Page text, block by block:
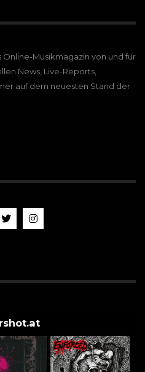
Musikmagazin von und für
News, Live-Reports,
auf dem neuesten Stand der